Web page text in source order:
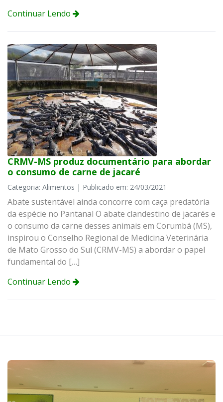
Continuar Lendo
CRMV-MS produz documentário para abordar
o consumo de carne de jacaré
Categoria: Alimentos | Publicado em: 24/03/2021
Abate sustentável ainda concorre com caça predatória
da espécie no Pantanal O abate clandestino de jacarés e
o consumo da carne desses animais em Corumbá (MS),
inspirou o Conselho Regional de Medicina Veterinária
de Mato Grosso do Sul (CRMV-MS) a abordar o papel
fundamental do […]
Continuar Lendo